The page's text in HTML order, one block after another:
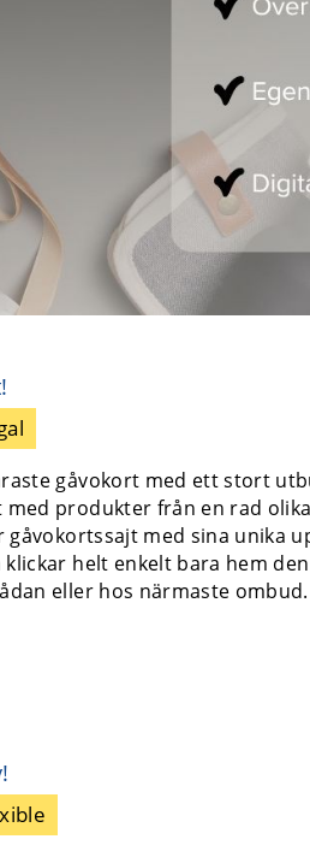
gåvokort med ett stort
produkter från en rad
gåvokortssajt med sina unika
helt enkelt bara hem
eller hos närmaste